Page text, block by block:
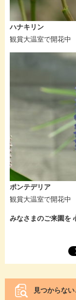
ハナキリン
観賞大温室で開花中
ポンテデリア
観賞大温室で開花中
みなさまのご来園を
見つからな